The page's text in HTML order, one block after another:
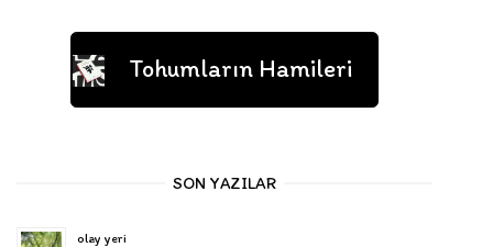
Tohumların Hamileri
SON YAZILAR
olay yeri